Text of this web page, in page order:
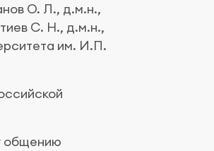
О. Л., д.м.н.,
С. Н., д.м.н.,
им. И.П.
общению